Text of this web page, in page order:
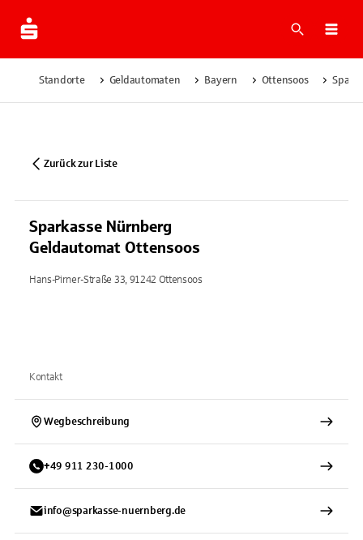
Suche
Standorte Geldautomaten Bayern Ottensoos
Zurück zur Liste
Sparkasse Nürnberg
Geldautomat Ottensoos
Hans-Pirner-Straße 33, 91242 Ottensoos
Kontakt
Wegbeschreibung
+49 911 230-1000
info@sparkasse-nuernberg.de